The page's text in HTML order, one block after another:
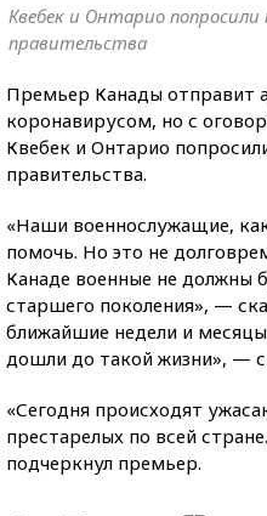
Квебек и Онтарио
правительства
Премьер Канады отправит
коронавирусом, но с
Квебек и Онтарио
правительства.
«Наши военнослужащие,
помочь. Но это не
Канаде военные не должны
старшего поколения», —
ближайшие недели и
дошли до такой жизни», —
«Сегодня происходят
престарелых по всей
подчеркнул премьер.